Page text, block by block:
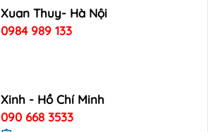
Xuan Thuy- Hà Nội
0984 989 133
Xinh - Hồ Chí Minh
090 668 3533